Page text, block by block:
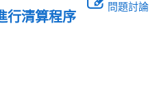
問題討論
行清算程序